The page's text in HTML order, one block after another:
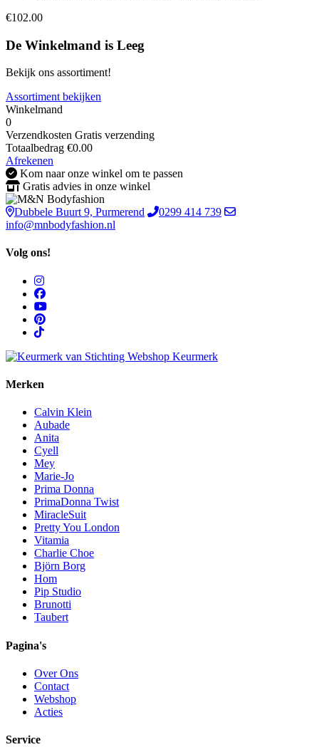
€102.00
De Winkelmand is Leeg
Bekijk ons assortiment!
Assortiment bekijken
Winkelmand
0
Verzendkosten Gratis verzending
Totaalbedrag €0.00
Afrekenen
Kom naar onze winkel om te passen
Gratis advies in onze winkel
Dubbele Buurt 9, Purmerend
0299 414 739
info@mnbodyfashion.nl
Volg ons!
Merken
Calvin Klein
Aubade
Anita
Cyell
Mey
Marie-Jo
Prima Donna
PrimaDonna Twist
MiracleSuit
Pretty You London
Vitamia
Charlie Choe
Björn Borg
Hom
Pip Studio
Brunotti
Taubert
Pagina's
Over Ons
Contact
Webshop
Acties
Service